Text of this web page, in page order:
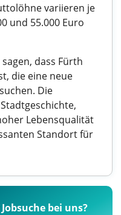
variieren je
und 55.000 Euro
dass Fürth
die eine neue
Die
Lebensqualität
Standort für
bei uns?